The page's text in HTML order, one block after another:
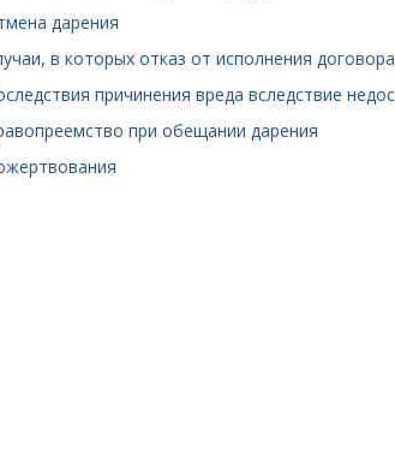
дарения
в которых отказ от исполнения
причинения вреда вследствие
при обещании дарения